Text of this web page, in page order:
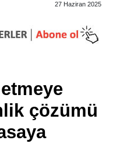
27 Haziran 2025
çözümü